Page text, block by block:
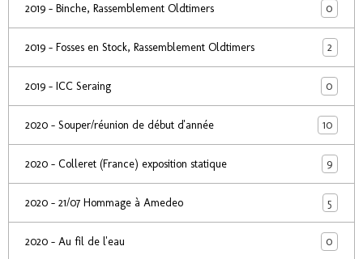
2019 - Binche, Rassemblement Oldtimers 0
2019 - Fosses en Stock, Rassemblement Oldtimers 2
2019 - ICC Seraing 0
2020 - Souper/réunion de début d'année 10
2020 - Colleret (France) exposition statique 9
2020 - 21/07 Hommage à Amedeo 5
2020 - Au fil de l'eau 0